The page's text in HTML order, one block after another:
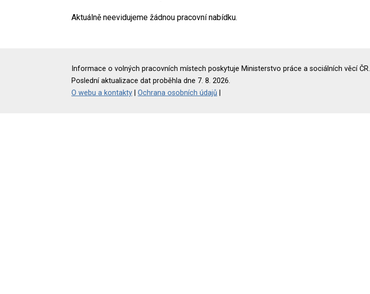
Aktuálně neevidujeme žádnou pracovní nabídku.
Informace o volných pracovních místech poskytuje Ministerstvo práce a sociálních věcí ČR.
Poslední aktualizace dat proběhla dne 7. 8. 2026.
O webu a kontakty
Ochrana osobních údajů